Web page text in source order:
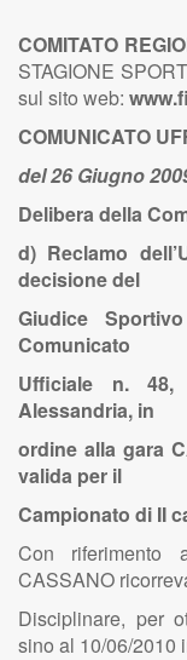
COMITATO
STAGIONE
sul sito web:
COMUNICATO
del 26 Giugno
Delibera della
d) Reclamo
decisione del
Giudice
Comunicato
Ufficiale n. 48,
Alessandria, in
ordine alla gara
valida per il
Campionato di II
Con riferimento
CASSANO
Disciplinare, per
sino al 10/06/2010